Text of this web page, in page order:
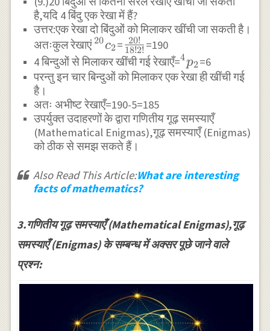
{4}=12
है,यदि 4 बिंदु एक रेखा में हैं?
उत्तर:एक रेखा दो बिंदुओं को मिलाकर खींची जा सकती है।
अतःकुल रेखाएं^{20}c_{2}
20c2=\frac{20!}
{18!2!}
18!2!
20!
=190
4 बिन्दुओं से मिलाकर खींची गई रेखाएँ=^{4}p_{2}
4p2=6
परन्तु इन चार बिन्दुओं को मिलाकर एक रेखा ही खींची गई
है।
अतः अभीष्ट रेखाएँ=190-5=185
उपर्युक्त उदाहरणों के द्वारा गणितीय गूढ़ समस्याएँ
(Mathematical Enigmas),गूढ़ समस्याएँ (Enigmas)
को ठीक से समझ सकते हैं।
Also Read This Article:What are interesting
facts of mathematics?
3.गणितीय गूढ़ समस्याएँ (Mathematical Enigmas),गूढ़
समस्याएँ (Enigmas) के सम्बन्ध में अक्सर पूछे जाने वाले
प्रश्न: